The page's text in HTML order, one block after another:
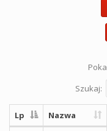
Szukaj:
Lp Nazwa